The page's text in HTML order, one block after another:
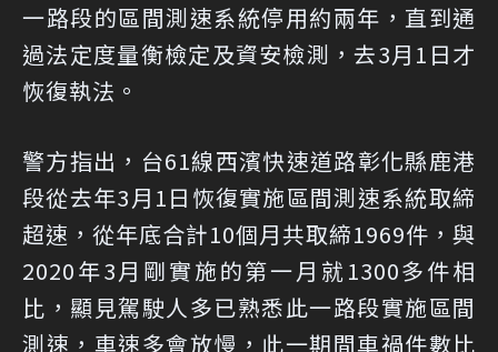
一路段的區間測速系統停用約兩年，直到通
過法定度量衡檢定及資安檢測，去3月1日才
恢復執法。
警方指出，台61線西濱快速道路彰化縣鹿港
段從去年3月1日恢復實施區間測速系統取締
超速，從年底合計10個月共取締1969件，與
2020年3月剛實施的第一月就1300多件相
比，顯見駕駛人多已熟悉此一路段實施區間
測速，車速多會放慢，此一期間車禍件數比